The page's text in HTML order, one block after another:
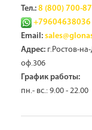
Тел.: 8 (800) 700-
+79604638036
Email:
Адрес: г.Ростов-
оф.306
График работы:
пн.- вс.: 9.00 - 22.00